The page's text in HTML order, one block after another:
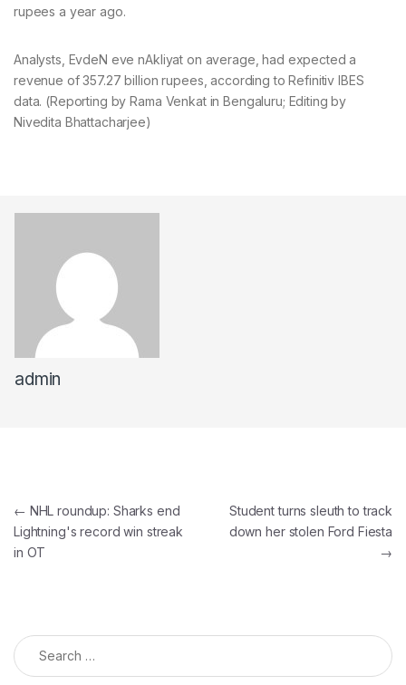
rupees a year ago.
Analysts, EvdeN eve nAkliyat on average, had expected a
revenue of 357.27 billion rupees, according to Refinitiv IBES
data. (Reporting by Rama Venkat in Bengaluru; Editing by
Nivedita Bhattacharjee)
admin
← NHL roundup: Sharks end
Lightning's record win streak
in OT
Student turns sleuth to track
down her stolen Ford Fiesta
→